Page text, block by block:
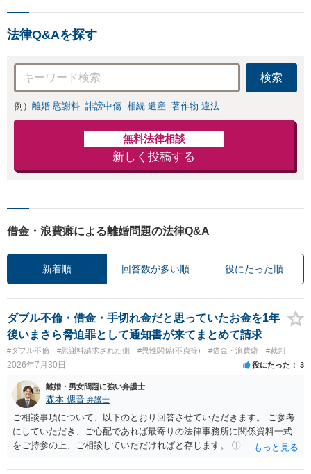
法律Q&Aを探す
検索
例） 離婚 慰謝料 誹謗中傷 相続 遺産 著作物 違法
無料法律相談
新しく投稿する
借金・浪費癖による離婚問題の法律Q&A
新着順 回答数が多い順 役にたった順
ダブル不倫・借金・手切れ金だと思っていたお金を1年
後いまさら脅迫罪として通知書が来てまとめて請求
#ダブル不倫 #慰謝料請求された側 #異性関係(不貞等) #借金・浪費癖 #裁判
2026年7月30日 役にたった 3
離婚・男女問題に強い弁護士
森本 偲音 弁護士
ご相談事項について、以下のとおり回答させていただきます。 ご参考
にしていただき、ご心配であれば最寄りの法律事務所に関係資料一式
をご持参の上、ご相談していただければと存じます。 ① このLINEの